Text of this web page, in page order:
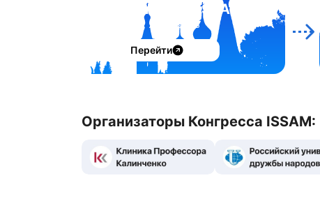
Пре-конгресс ISSAM
26 ноября, Ярославль
Перейти
Организаторы Конгресса ISSAM: